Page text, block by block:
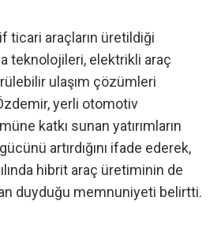
ticari araçların üretildiği
teknolojileri, elektrikli araç
ulaşım çözümleri
yerli otomotiv
katkı sunan yatırımların
artırdığını ifade ederek,
hibrit araç üretiminin de
duyduğu memnuniyeti belirtti.